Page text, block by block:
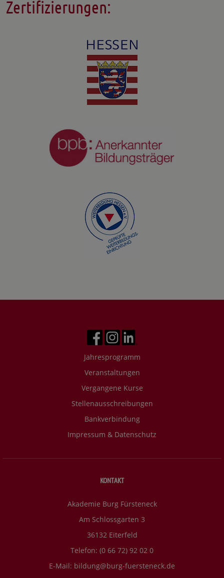
Zertifizierungen:
Jahresprogramm
Veranstaltungen
Vergangene Kurse
Stellenausschreibungen
Bankverbindung
Impressum & Datenschutz
KONTAKT
Akademie Burg Fürsteneck
Am Schlossgarten 3
36132 Eiterfeld
Telefon: (0 66 72) 92 02 0
E-Mail: bildung@burg-fuersteneck.de